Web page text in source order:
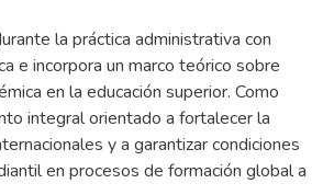
la práctica administrativa con
e incorpora un marco teórico sobre
en la educación superior. Como
integral orientado a fortalecer la
y a garantizar condiciones
en procesos de formación global a